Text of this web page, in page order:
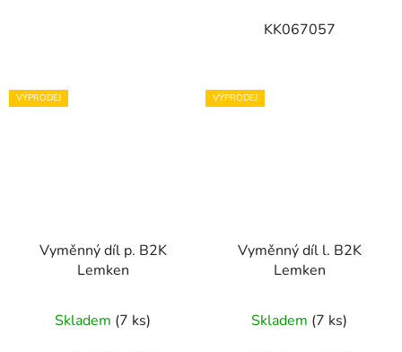
KK067057
VÝPRODEJ
Vyměnný díl p. B2K
Lemken
Skladem (7 ks)
VÝPRODEJ
Vyměnný díl l. B2K
Lemken
Skladem (7 ks)